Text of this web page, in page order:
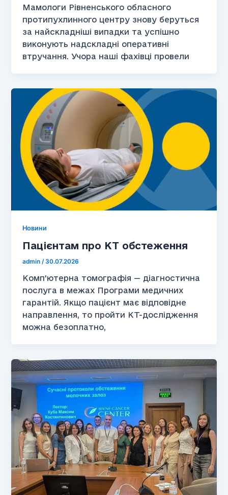
Мамологи Рівненського обласного
протипухлинного центру знову беруться
за найскладніші випадки та успішно
виконують надскладні оперативні
втручання. Учора наші фахівці провели
Новини
Пацієнтам про КТ обстеження
admin /30.07.2026
Комп'ютерна томографія — діагностична
послуга в межах Програми медичних
гарантій. Якщо пацієнт має відповідне
направлення, то пройти КТ-дослідження
можна безоплатно,